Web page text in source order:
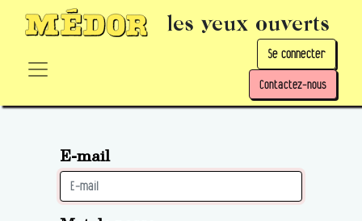
les yeux ouverts
Se connecter
Contactez-nous
E-mail